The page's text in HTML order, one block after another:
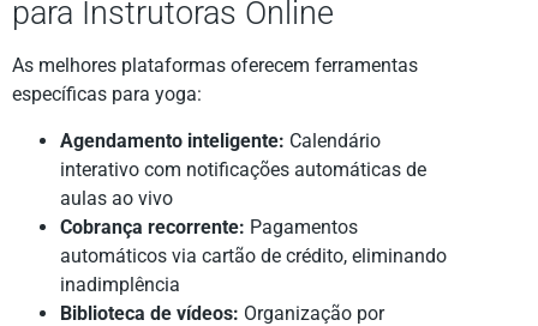
para Instrutoras Online
As melhores plataformas oferecem ferramentas
específicas para yoga:
Agendamento inteligente: Calendário
interativo com notificações automáticas de
aulas ao vivo
Cobrança recorrente: Pagamentos
automáticos via cartão de crédito, eliminando
inadimplência
Biblioteca de vídeos: Organização por